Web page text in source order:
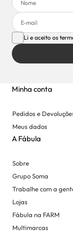
Li e aceito os
Minha conta
Pedidos e
Meus dados
A Fábula
Sobre
Grupo Soma
Trabalhe com a
Lojas
Fábula na FARM
Multimarcas